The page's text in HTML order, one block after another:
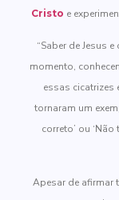
Cristo e
“Saber de Jesus
momento,
essas
tornaram um
correto’ ou
Apesar de afirmar